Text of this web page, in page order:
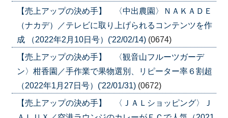
【売上アップの決め手】 〈中出農園〉ＮＡＫＡＤＥ
（ナカデ）／テレビに取り上げられるコンテンツを作
成 （2022年2月10日号）('22/02/14) (0674)
【売上アップの決め手】 〈観音山フルーツガーデ
ン〉柑香園／手作業で果物選別、リピーター率６割超
（2022年1月27日号）('22/01/31) (0672)
【売上アップの決め手】 〈ＪＡＬショッピング〉Ｊ